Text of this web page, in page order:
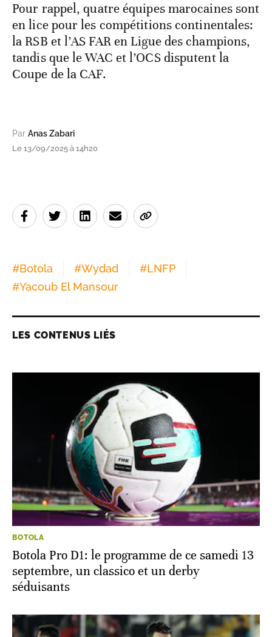
Pour rappel, quatre équipes marocaines sont
en lice pour les compétitions continentales:
la RSB et l’AS FAR en Ligue des champions,
tandis que le WAC et l’OCS disputent la
Coupe de la CAF.
Par Anas Zabari
Le 13/09/2025 à 14h20
#Botola #Wydad #LNFP
#Yacoub El Mansour
LES CONTENUS LIÉS
BOTOLA
Botola Pro D1: le programme de ce samedi 13
septembre, un classico et un derby
séduisants